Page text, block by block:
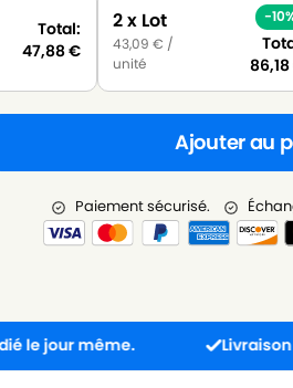
Total:
47,88€
2 x Lot
43,09€ /
unité
-
86,18
Ajouter au
Paiement sécurisé.
même. Livraison point